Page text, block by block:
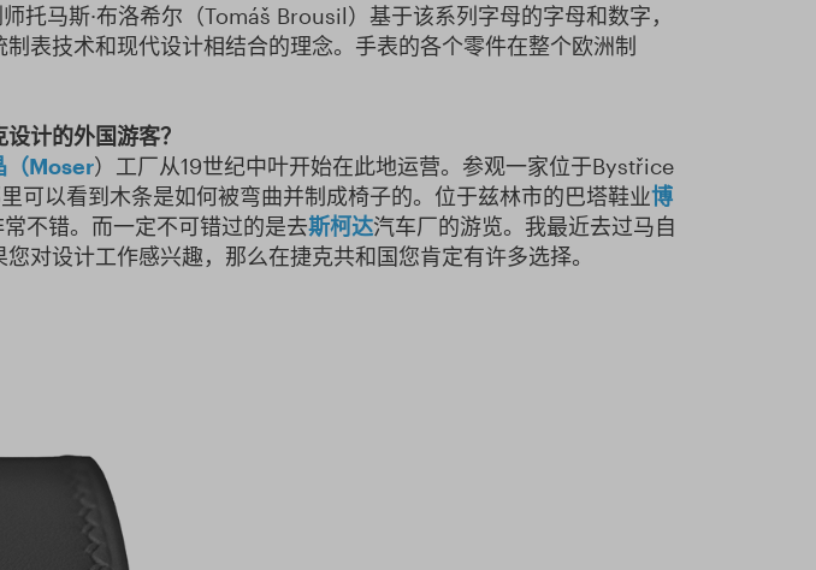
托马斯·布洛希尔（Tomáš Brousil）基于该系列字母的字母和数字，
表技术和现代设计相结合的理念。手表的各个零件在整个欧洲制
计的外国游客？
（Moser）工厂从19世纪中叶开始在此地运营。参观一家位于Bystřice
可以看到木条是如何被弯曲并制成椅子的。位于兹林市的巴塔鞋业博
不错。而一定不可错过的是去斯柯达汽车厂的游览。我最近去过马自
对设计工作感兴趣，那么在捷克共和国您肯定有许多选择。